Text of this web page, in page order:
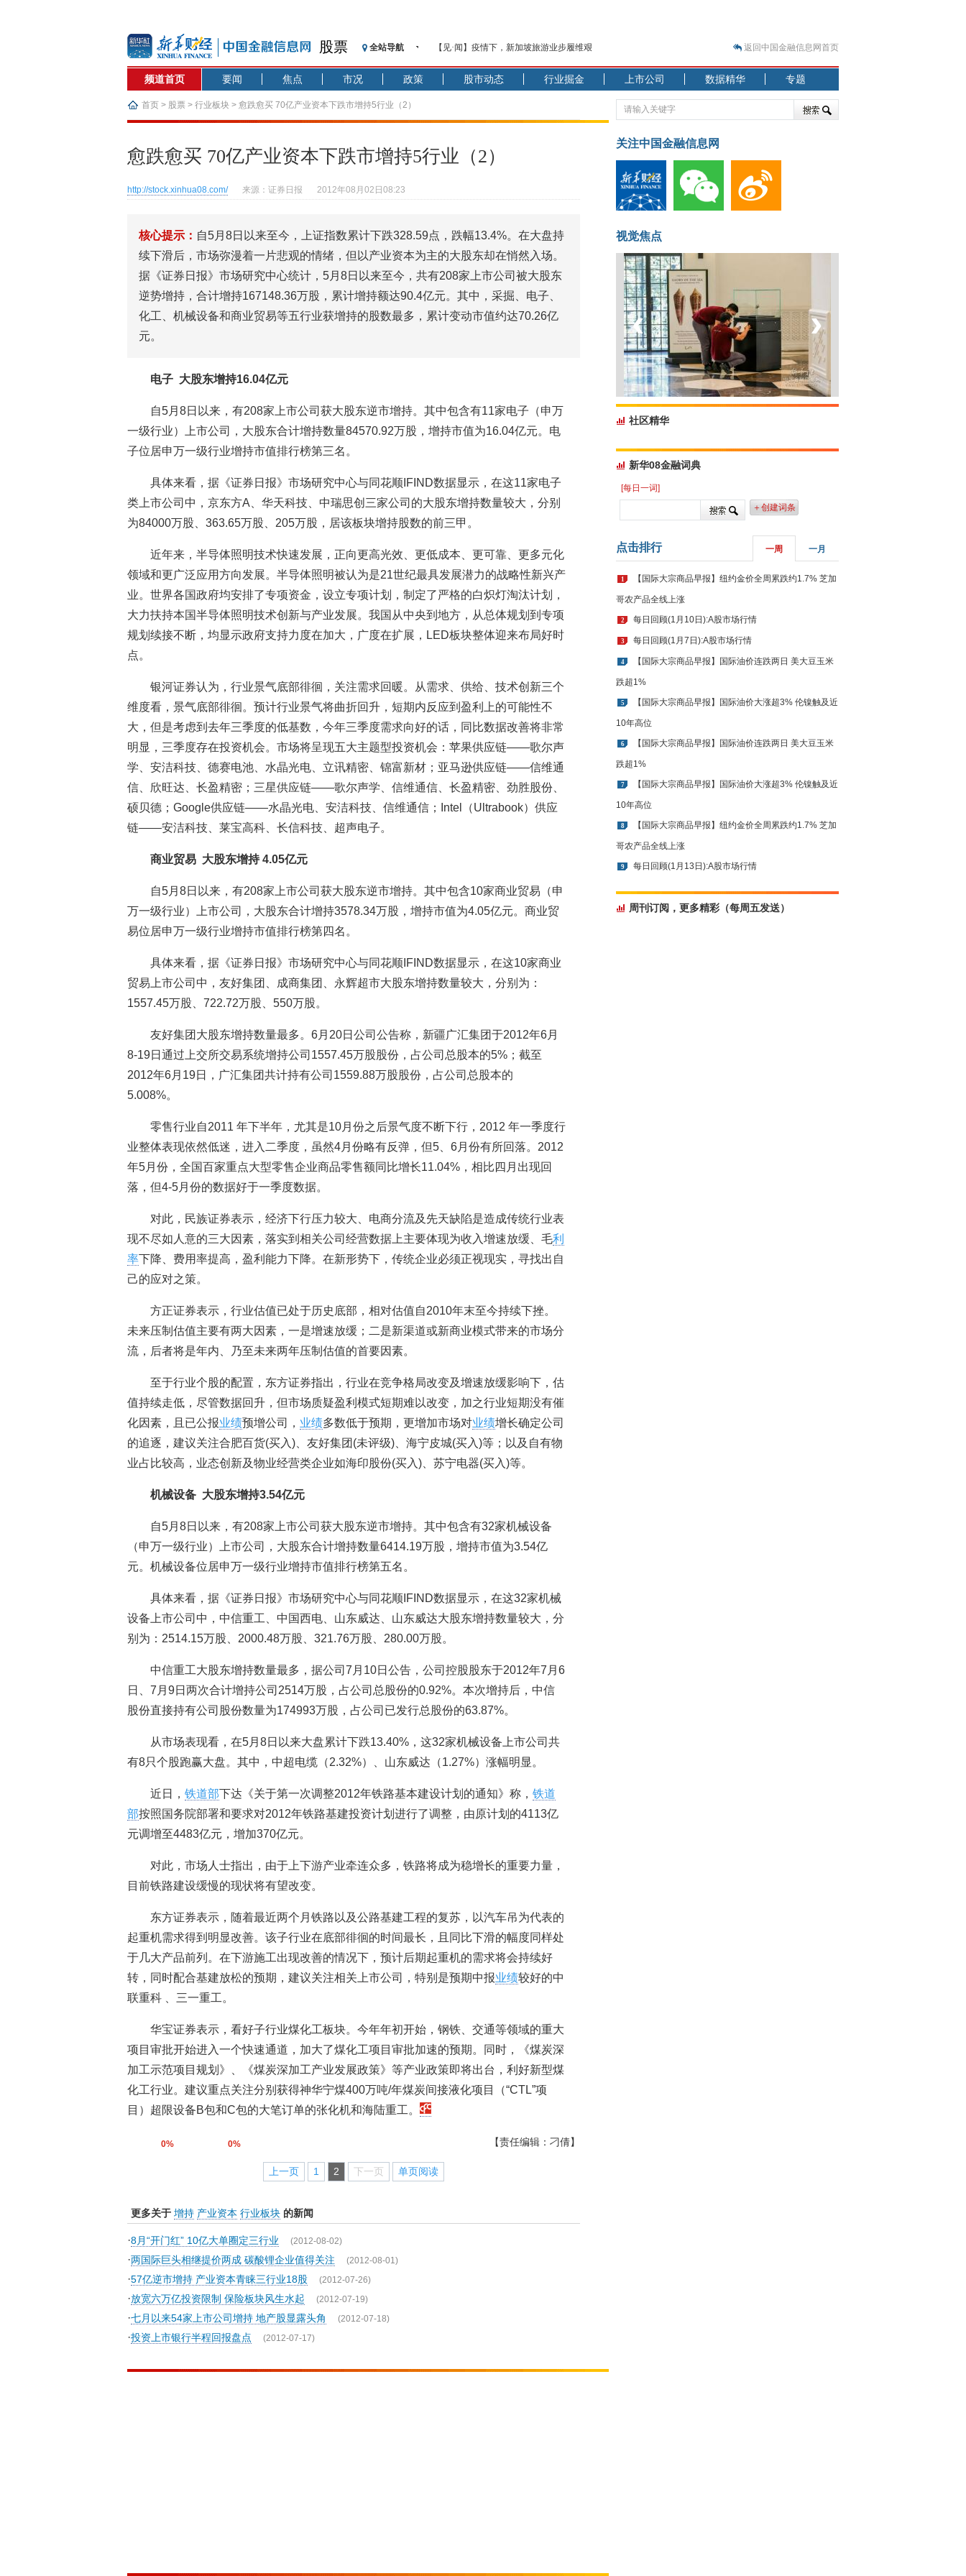
股票 全站导航
【见·闻】疫情下，新加坡旅游业步履维艰
记者手记：疫情下的香港零售业如何浴火重生？
【见·闻】疫情下一家香港传统零售商的转型突围之旅
济安金信：中国基金市场数据分析周报（2020. 07.27—2020.07.31）
【新华财经调查】同业存单、结构性存款玩起“跷跷板” 结构性失衡藏
央行公开市场净投放300亿元 短端资金利率明显下行
基本面及股市双轮冲击 债市回调十年期债表现最弱
沥青期货连续两日涨逾3% 沪银及两粕涨势喜人
济安金信：中国基金市场数据分析周报（2020. 08.17—2020.08.21）
返回中国金融信息网首页
频道首页 要闻 焦点 市况 政策 股市动态 行业掘金 上市公司 数据精华 专题
首页 > 股票 > 行业板块 > 愈跌愈买 70亿产业资本下跌市增持5行业（2）
愈跌愈买 70亿产业资本下跌市增持5行业（2）
http://stock.xinhua08.com/ 来源：证券日报 2012年08月02日08:23
核心提示： 自5月8日以来至今，上证指数累计下跌328.59点，跌幅13.4%。在大盘持
续下滑后，市场弥漫着一片悲观的情绪，但以产业资本为主的大股东却在悄然入场。
据《证券日报》市场研究中心统计，5月8日以来至今，共有208家上市公司被大股东
逆势增持，合计增持167148.36万股，累计增持额达90.4亿元。其中，采掘、电子、
化工、机械设备和商业贸易等五行业获增持的股数最多，累计变动市值约达70.26亿
元。
电子 大股东增持16.04亿元
自5月8日以来，有208家上市公司获大股东逆市增持。其中包含有11家电子（申万
一级行业）上市公司，大股东合计增持数量84570.92万股，增持市值为16.04亿元。电
子位居申万一级行业增持市值排行榜第三名。
具体来看，据《证券日报》市场研究中心与同花顺IFIND数据显示，在这11家电子
类上市公司中，京东方A、华天科技、中瑞思创三家公司的大股东增持数量较大，分别
为84000万股、363.65万股、205万股，居该板块增持股数的前三甲。
近年来，半导体照明技术快速发展，正向更高光效、更低成本、更可靠、更多元化
领域和更广泛应用方向发展。半导体照明被认为是21世纪最具发展潜力的战略性新兴产
业。世界各国政府均安排了专项资金，设立专项计划，制定了严格的白炽灯淘汰计划，
大力扶持本国半导体照明技术创新与产业发展。我国从中央到地方，从总体规划到专项
规划续接不断，均显示政府支持力度在加大，广度在扩展，LED板块整体迎来布局好时
点。
银河证券认为，行业景气底部徘徊，关注需求回暖。从需求、供给、技术创新三个
维度看，景气底部徘徊。预计行业景气将曲折回升，短期内反应到盈利上的可能性不
大，但是考虑到去年三季度的低基数，今年三季度需求向好的话，同比数据改善将非常
明显，三季度存在投资机会。市场将呈现五大主题型投资机会：苹果供应链——歌尔声
学、安洁科技、德赛电池、水晶光电、立讯精密、锦富新材；亚马逊供应链——信维通
信、欣旺达、长盈精密；三星供应链——歌尔声学、信维通信、长盈精密、劲胜股份、
硕贝德；Google供应链——水晶光电、安洁科技、信维通信；Intel（Ultrabook）供应
链——安洁科技、莱宝高科、长信科技、超声电子。
商业贸易 大股东增持 4.05亿元
自5月8日以来，有208家上市公司获大股东逆市增持。其中包含10家商业贸易（申
万一级行业）上市公司，大股东合计增持3578.34万股，增持市值为4.05亿元。商业贸
易位居申万一级行业增持市值排行榜第四名。
具体来看，据《证券日报》市场研究中心与同花顺IFIND数据显示，在这10家商业
贸易上市公司中，友好集团、成商集团、永辉超市大股东增持数量较大，分别为：
1557.45万股、722.72万股、550万股。
友好集团大股东增持数量最多。6月20日公司公告称，新疆广汇集团于2012年6月
8-19日通过上交所交易系统增持公司1557.45万股股份，占公司总股本的5%；截至
2012年6月19日，广汇集团共计持有公司1559.88万股股份，占公司总股本的
5.008%。
零售行业自2011 年下半年，尤其是10月份之后景气度不断下行，2012 年一季度行
业整体表现依然低迷，进入二季度，虽然4月份略有反弹，但5、6月份有所回落。2012
年5月份，全国百家重点大型零售企业商品零售额同比增长11.04%，相比四月出现回
落，但4-5月份的数据好于一季度数据。
对此，民族证券表示，经济下行压力较大、电商分流及先天缺陷是造成传统行业表
现不尽如人意的三大因素，落实到相关公司经营数据上主要体现为收入增速放缓、毛利
率下降、费用率提高，盈利能力下降。在新形势下，传统企业必须正视现实，寻找出自
己的应对之策。
方正证券表示，行业估值已处于历史底部，相对估值自2010年末至今持续下挫。
未来压制估值主要有两大因素，一是增速放缓；二是新渠道或新商业模式带来的市场分
流，后者将是年内、乃至未来两年压制估值的首要因素。
至于行业个股的配置，东方证券指出，行业在竞争格局改变及增速放缓影响下，估
值持续走低，尽管数据回升，但市场质疑盈利模式短期难以改变，加之行业短期没有催
化因素，且已公报业绩预增公司， 业绩多数低于预期，更增加市场对业绩增长确定公司
的追逐，建议关注合肥百货(买入)、友好集团(未评级)、海宁皮城(买入)等；以及自有物
业占比较高，业态创新及物业经营类企业如海印股份(买入)、苏宁电器(买入)等。
机械设备 大股东增持3.54亿元
自5月8日以来，有208家上市公司获大股东逆市增持。其中包含有32家机械设备
（申万一级行业）上市公司，大股东合计增持数量6414.19万股，增持市值为3.54亿
元。机械设备位居申万一级行业增持市值排行榜第五名。
具体来看，据《证券日报》市场研究中心与同花顺IFIND数据显示，在这32家机械
设备上市公司中，中信重工、中国西电、山东威达、山东威达大股东增持数量较大，分
别为：2514.15万股、2000.48万股、321.76万股、280.00万股。
中信重工大股东增持数量最多，据公司7月10日公告，公司控股股东于2012年7月6
日、7月9日两次合计增持公司2514万股，占公司总股份的0.92%。本次增持后，中信
股份直接持有公司股份数量为174993万股，占公司已发行总股份的63.87%。
从市场表现看，在5月8日以来大盘累计下跌13.40%，这32家机械设备上市公司共
有8只个股跑赢大盘。其中，中超电缆（2.32%）、山东威达（1.27%）涨幅明显。
近日， 铁道部下达《关于第一次调整2012年铁路基本建设计划的通知》称， 铁道
部按照国务院部署和要求对2012年铁路基建投资计划进行了调整，由原计划的4113亿
元调增至4483亿元，增加370亿元。
对此，市场人士指出，由于上下游产业牵连众多，铁路将成为稳增长的重要力量，
目前铁路建设缓慢的现状将有望改变。
东方证券表示，随着最近两个月铁路以及公路基建工程的复苏，以汽车吊为代表的
起重机需求得到明显改善。该子行业在底部徘徊的时间最长，且同比下滑的幅度同样处
于几大产品前列。在下游施工出现改善的情况下，预计后期起重机的需求将会持续好
转，同时配合基建放松的预期，建议关注相关上市公司，特别是预期中报业绩较好的中
联重科 、三一重工。
华宝证券表示，看好子行业煤化工板块。今年年初开始，钢铁、交通等领域的重大
项目审批开始进入一个快速通道，加大了煤化工项目审批加速的预期。同时，《煤炭深
加工示范项目规划》、《煤炭深加工产业发展政策》等产业政策即将出台，利好新型煤
化工行业。建议重点关注分别获得神华宁煤400万吨/年煤炭间接液化项目（“CTL”项
目）超限设备B包和C包的大笔订单的张化机和海陆重工。
0% 0% 【责任编辑：刁倩】
上一页 1 2 下一页 单页阅读
更多关于 增持 产业资本 行业板块 的新闻
·8月“开门红” 10亿大单圈定三行业 (2012-08-02)
·两国际巨头相继提价两成 碳酸锂企业值得关注 (2012-08-01)
·57亿逆市增持 产业资本青睐三行业18股 (2012-07-26)
·放宽六万亿投资限制 保险板块风生水起 (2012-07-19)
·七月以来54家上市公司增持 地产股显露头角 (2012-07-18)
·投资上市银行半程回报盘点 (2012-07-17)
关注中国金融信息网
视觉焦点
坐上火车看老挝
‹ ›
社区精华
新华08金融词典
[每日一词]
＋创建词条
点击排行 一周 一月
1 【国际大宗商品早报】纽约金价全周累跌约1.7% 芝加
哥农产品全线上涨
2 每日回顾(1月10日):A股市场行情
3 每日回顾(1月7日):A股市场行情
4 【国际大宗商品早报】国际油价连跌两日 美大豆玉米
跌超1%
5 【国际大宗商品早报】国际油价大涨超3% 伦镍触及近
10年高位
6 【国际大宗商品早报】国际油价连跌两日 美大豆玉米
跌超1%
7 【国际大宗商品早报】国际油价大涨超3% 伦镍触及近
10年高位
8 【国际大宗商品早报】纽约金价全周累跌约1.7% 芝加
哥农产品全线上涨
9 每日回顾(1月13日):A股市场行情
周刊订阅，更多精彩（每周五发送）